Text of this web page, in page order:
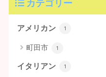
カテゴリー
アメリカン 1
町田市 1
イタリアン 1